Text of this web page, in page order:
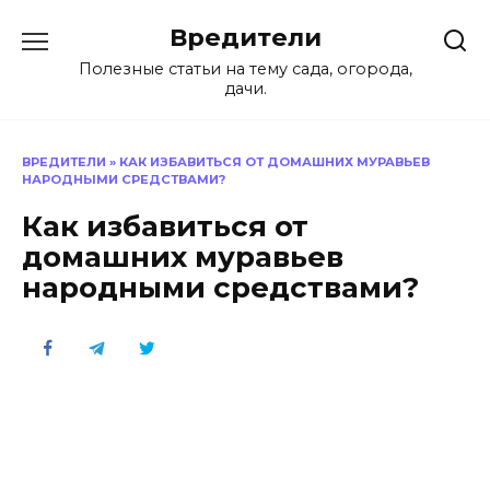
содержанию
Вредители
Полезные статьи на тему сада, огорода,
дачи.
ВРЕДИТЕЛИ » КАК ИЗБАВИТЬСЯ ОТ ДОМАШНИХ МУРАВЬЕВ
НАРОДНЫМИ СРЕДСТВАМИ?
Как избавиться от
домашних муравьев
народными средствами?